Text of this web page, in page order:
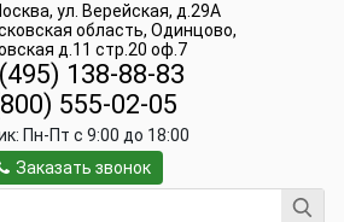
, ул. Верейская, д.29А
область, Одинцово,
д.11 стр.20 оф.7
138-88-83
555-02-05
Пн-Пт c 9:00 до 18:00
Заказать звонок